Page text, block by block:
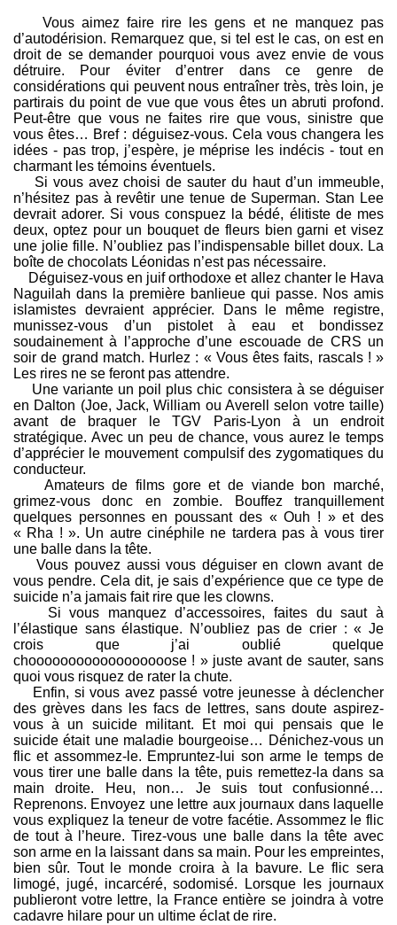
Vous aimez faire rire les gens et ne manquez pas
d’autodérision. Remarquez que, si tel est le cas, on est en
droit de se demander pourquoi vous avez envie de vous
détruire. Pour éviter d’entrer dans ce genre de
considérations qui peuvent nous entraîner très, très loin, je
partirais du point de vue que vous êtes un abruti profond.
Peut-être que vous ne faites rire que vous, sinistre que
vous êtes… Bref : déguisez-vous. Cela vous changera les
idées - pas trop, j’espère, je méprise les indécis - tout en
charmant les témoins éventuels.
Si vous avez choisi de sauter du haut d’un immeuble,
n’hésitez pas à revêtir une tenue de Superman. Stan Lee
devrait adorer. Si vous conspuez la bédé, élitiste de mes
deux, optez pour un bouquet de fleurs bien garni et visez
une jolie fille. N’oubliez pas l’indispensable billet doux. La
boîte de chocolats Léonidas n’est pas nécessaire.
Déguisez-vous en juif orthodoxe et allez chanter le Hava
Naguilah dans la première banlieue qui passe. Nos amis
islamistes devraient apprécier. Dans le même registre,
munissez-vous d’un pistolet à eau et bondissez
soudainement à l’approche d’une escouade de CRS un
soir de grand match. Hurlez : « Vous êtes faits, rascals ! »
Les rires ne se feront pas attendre.
Une variante un poil plus chic consistera à se déguiser
en Dalton (Joe, Jack, William ou Averell selon votre taille)
avant de braquer le TGV Paris-Lyon à un endroit
stratégique. Avec un peu de chance, vous aurez le temps
d’apprécier le mouvement compulsif des zygomatiques du
conducteur.
Amateurs de films gore et de viande bon marché,
grimez-vous donc en zombie. Bouffez tranquillement
quelques personnes en poussant des « Ouh ! » et des
« Rha ! ». Un autre cinéphile ne tardera pas à vous tirer
une balle dans la tête.
Vous pouvez aussi vous déguiser en clown avant de
vous pendre. Cela dit, je sais d’expérience que ce type de
suicide n’a jamais fait rire que les clowns.
Si vous manquez d’accessoires, faites du saut à
l’élastique sans élastique. N’oubliez pas de crier : « Je
crois que j’ai oublié quelque
choooooooooooooooooose ! » juste avant de sauter, sans
quoi vous risquez de rater la chute.
Enfin, si vous avez passé votre jeunesse à déclencher
des grèves dans les facs de lettres, sans doute aspirez-
vous à un suicide militant. Et moi qui pensais que le
suicide était une maladie bourgeoise… Dénichez-vous un
flic et assommez-le. Empruntez-lui son arme le temps de
vous tirer une balle dans la tête, puis remettez-la dans sa
main droite. Heu, non… Je suis tout confusionné…
Reprenons. Envoyez une lettre aux journaux dans laquelle
vous expliquez la teneur de votre facétie. Assommez le flic
de tout à l’heure. Tirez-vous une balle dans la tête avec
son arme en la laissant dans sa main. Pour les empreintes,
bien sûr. Tout le monde croira à la bavure. Le flic sera
limogé, jugé, incarcéré, sodomisé. Lorsque les journaux
publieront votre lettre, la France entière se joindra à votre
cadavre hilare pour un ultime éclat de rire.